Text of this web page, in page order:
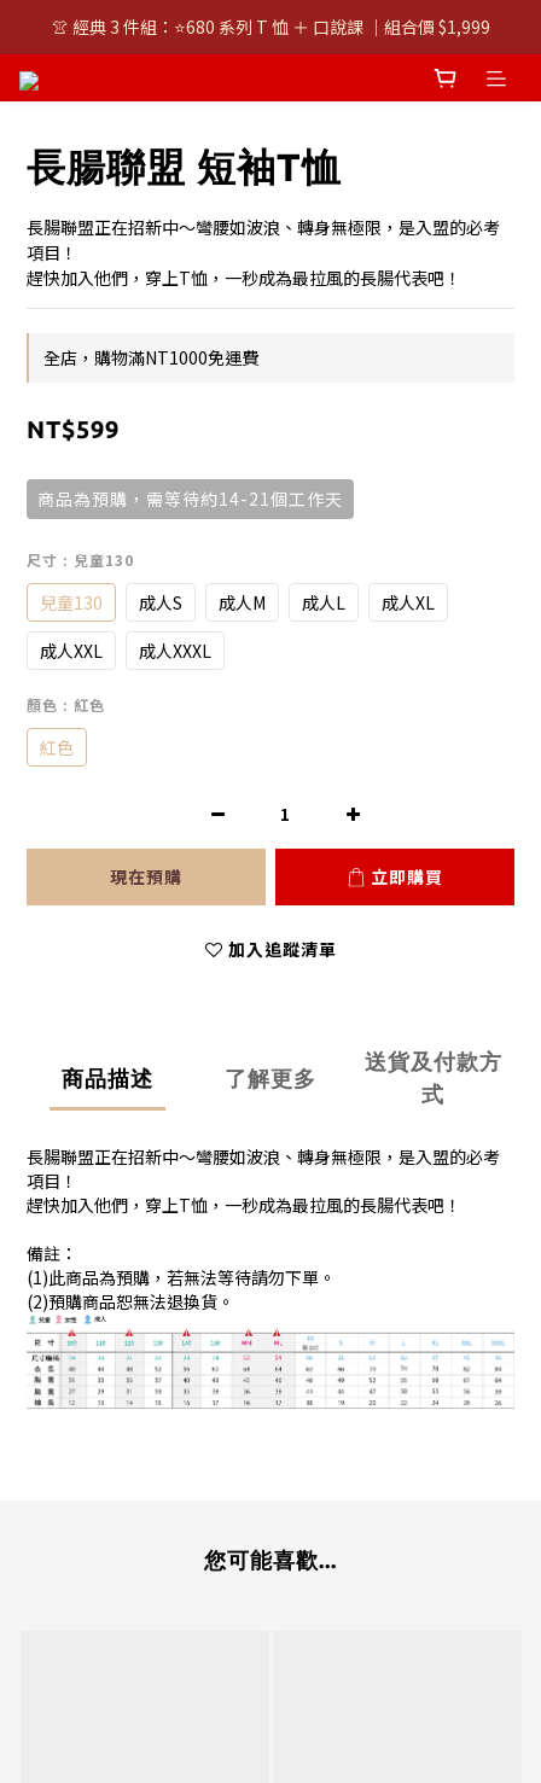
👚 經典 3 件組：⭐680 系列 T 恤 ＋ 口說課 ｜組合價 $1,999
👚 經典 3 件組：⭐680 系列 T 恤 ＋ 口說課 ｜組合價 $1,999
長腸聯盟 短袖T恤
長腸聯盟正在招新中～彎腰如波浪、轉身無極限，是入盟的必考
項目！
趕快加入他們，穿上T恤，一秒成為最拉風的長腸代表吧！
全店，購物滿NT1000免運費
NT$599
商品為預購，需等待約14-21個工作天
尺寸 : 兒童130
兒童130 成人S 成人M 成人L
成人XL
成人XXL
成人XXXL
顏色 : 紅色
紅色
現在預購 立即購買
加入追蹤清單
商品描述 了解更多
送貨及付款方
式
長腸聯盟正在招新中～彎腰如波浪、轉身無極限，是入盟的必考
項目！
趕快加入他們，穿上T恤，一秒成為最拉風的長腸代表吧！
備註：
(1)此商品為預購，若無法等待請勿下單。
(2)預購商品恕無法退換貨。
您可能喜歡...